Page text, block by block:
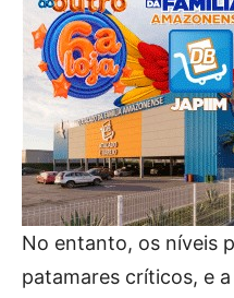
No entanto, os níveis
patamares críticos, e